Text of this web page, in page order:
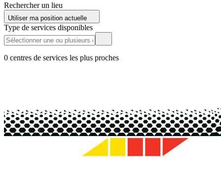
Rechercher un lieu
Utiliser ma position actuelle
Type de services disponibles
0 centres de services les plus proches